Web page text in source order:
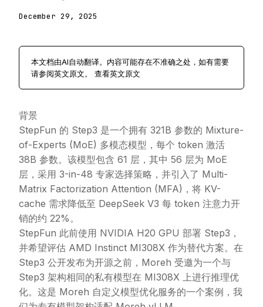
December 29, 2025
本文档由AI自动翻译。内容可能存在不准确之处，如有需要
请参阅英文原文。
查看英文原文
背景
StepFun 的 Step3 是一个拥有 321B 参数的 Mixture-
of-Experts (MoE) 多模态模型，每个 token 激活
38B 参数。该模型包含 61 层，其中 56 层为 MoE
层，采用 3-in-48 专家选择策略，并引入了 Multi-
Matrix Factorization Attention (MFA)，将 KV-
cache 需求降低至 DeepSeek V3 每 token 注意力开
销的约 22%。
StepFun 此前使用 NVIDIA H20 GPU 部署 Step3，
并希望评估 AMD Instinct MI308X 作为替代方案。在
Step3 公开发布为开源之前，Moreh 受邀为一个与
Step3 架构相同的私有模型在 MI308X 上进行推理优
化。这是 Moreh 自定义模型优化服务的一个案例，我